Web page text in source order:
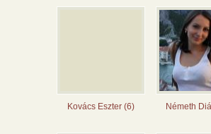
Kovács Eszter (6) Németh